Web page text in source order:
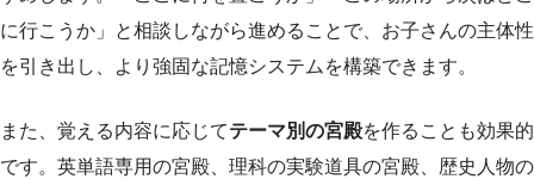
に行こうか」と相談しながら進めることで、お子さんの主体性
を引き出し、より強固な記憶システムを構築できます。
また、覚える内容に応じてテーマ別の宮殿を作ることも効果的
です。英単語専用の宮殿、理科の実験道具の宮殿、歴史人物の